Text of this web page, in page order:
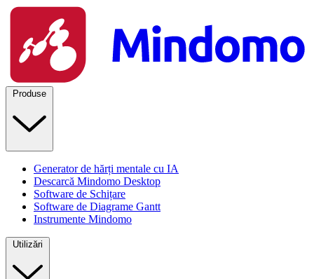
Produse
Generator de hărți mentale cu IA
Descarcă Mindomo Desktop
Software de Schițare
Software de Diagrame Gantt
Instrumente Mindomo
Utilizări